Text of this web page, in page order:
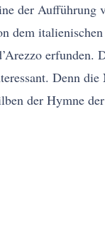
der Aufführung
dem
erfunden.
Denn die
der Hymne